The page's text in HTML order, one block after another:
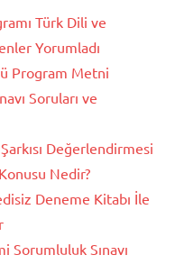
Türk Dili ve
Yorumladı
Program Metni
Soruları ve
Değerlendirmesi
Nedir?
Deneme Kitabı İle
Sorumluluk Sınavı